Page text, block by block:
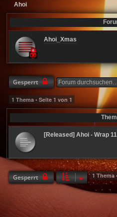
Ahoi
Ahoi_Xmas
Gesperrt
1 Thema • Seite 1 von 1
[Released] Ahoi - Wrap
Gesperrt 1 Thema